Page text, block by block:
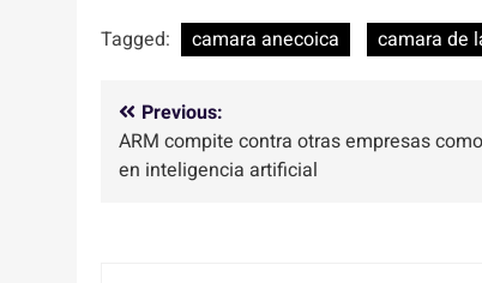
Tagged:
camara anecoica camara de
Navegación
de
Previous:
ARM compite contra otras empresas
en inteligencia artificial